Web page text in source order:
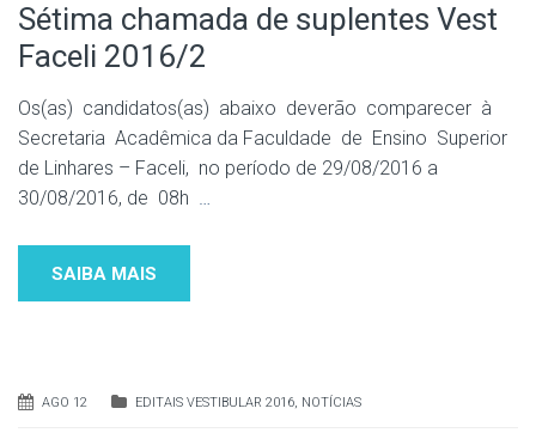
Sétima chamada de suplentes Vest
Faceli 2016/2
Os(as) candidatos(as) abaixo deverão comparecer à
Secretaria Acadêmica da Faculdade de Ensino Superior
de Linhares – Faceli, no período de 29/08/2016 a
30/08/2016, de 08h …
SAIBA MAIS
AGO 12 EDITAIS VESTIBULAR 2016, NOTÍCIAS